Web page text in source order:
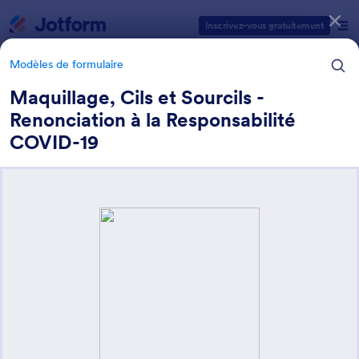
Inscrivez-vous gratuitement
Modèles de formulaire
Maquillage, Cils et Sourcils -
Renonciation à la Responsabilité
COVID-19
Formulaires salons
Catégories des modèles de formulaires